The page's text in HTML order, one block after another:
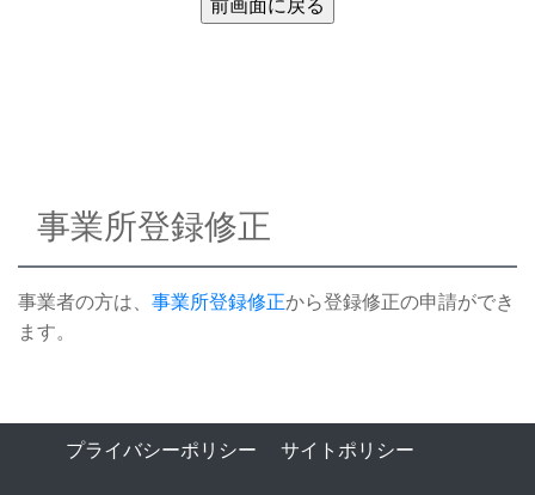
事業所登録修正
事業者の方は、 事業所登録修正から登録修正の申請ができ
ます。
プライバシーポリシー サイトポリシー